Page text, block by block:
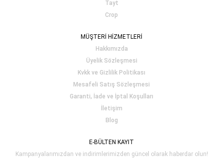
Tayt
Crop
MÜŞTERİ HİZMETLERİ
Hakkımızda
Üyelik Sözleşmesi
Kvkk ve Gizlilik Politikası
Mesafeli Satış Sözleşmesi
Garanti, İade ve İptal Koşulları
İletişim
Blog
E-BÜLTEN KAYIT
Kampanyalarımızdan ve indirimlerimizden güncel olarak haberdar olun!